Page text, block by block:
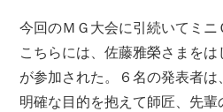
今回のＭＧ大会に引続いてミニ
こちらには、佐藤雅榮さまを
が参加された。６名の発表者
明確な目的を抱えて師匠、先